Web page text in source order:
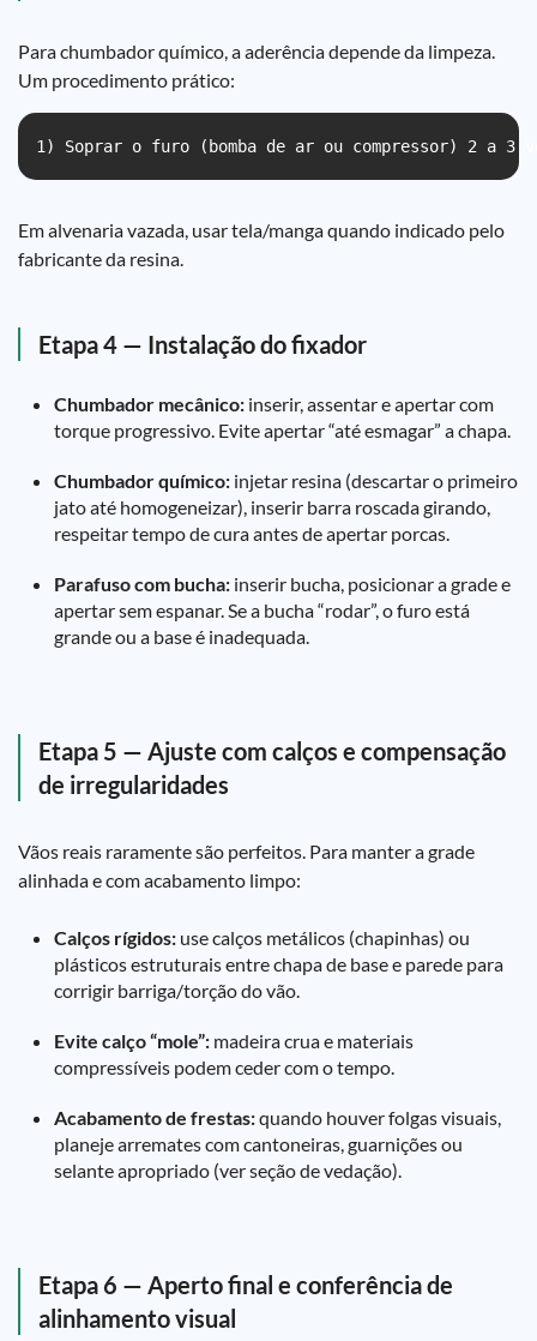
Para chumbador químico, a aderência depende da limpeza.
Um procedimento prático:
1) Soprar o furo (bomba de ar ou compressor) 2 a 3
Em alvenaria vazada, usar tela/manga quando indicado pelo
fabricante da resina.
Etapa 4 — Instalação do fixador
Chumbador mecânico: inserir, assentar e apertar com
torque progressivo. Evite apertar “até esmagar” a chapa.
Chumbador químico: injetar resina (descartar o primeiro
jato até homogeneizar), inserir barra roscada girando,
respeitar tempo de cura antes de apertar porcas.
Parafuso com bucha: inserir bucha, posicionar a grade e
apertar sem espanar. Se a bucha “rodar”, o furo está
grande ou a base é inadequada.
Etapa 5 — Ajuste com calços e compensação
de irregularidades
Vãos reais raramente são perfeitos. Para manter a grade
alinhada e com acabamento limpo:
Calços rígidos: use calços metálicos (chapinhas) ou
plásticos estruturais entre chapa de base e parede para
corrigir barriga/torção do vão.
Evite calço “mole”: madeira crua e materiais
compressíveis podem ceder com o tempo.
Acabamento de frestas:quando houver folgas visuais,
planeje arremates com cantoneiras, guarnições ou
selante apropriado (ver seção de vedação).
Etapa 6 — Aperto final e conferência de
alinhamento visual